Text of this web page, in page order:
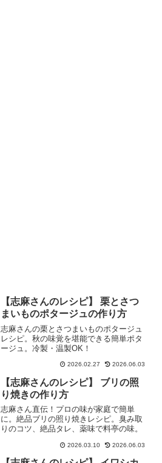
【志麻さんのレシピ】 栗とさつ
まいものポタージュの作り方
志麻さんの栗とさつまいものポタージュ
レシピ。秋の味覚を堪能できる簡単ポタ
ージュ。冷製・温製OK！
2026.02.27 2026.06.03
【志麻さんのレシピ】 ブリの照
り焼きの作り方
志麻さん直伝！プロの味が家庭で簡単
に。絶品ブリの照り焼きレシピ。臭み取
りのコツ、絶品タレ、薬味で料亭の味。
2026.03.10 2026.06.03